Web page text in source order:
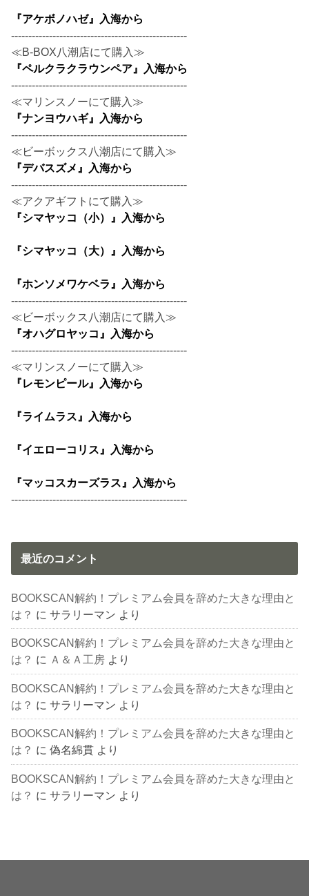
『アケボノハゼ』入海から
---------------------------------------------------
≪B-BOX八潮店にて購入≫
『ペルクラクラウンペア』入海から
---------------------------------------------------
≪マリンスノーにて購入≫
『ナンヨウハギ』入海から
---------------------------------------------------
≪ビーボックス八潮店にて購入≫
『デバスズメ』入海から
---------------------------------------------------
≪アクアギフトにて購入≫
『シマヤッコ（小）』入海から
『シマヤッコ（大）』入海から
『ホンソメワケベラ』入海から
---------------------------------------------------
≪ビーボックス八潮店にて購入≫
『オハグロヤッコ』入海から
---------------------------------------------------
≪マリンスノーにて購入≫
『レモンピール』入海から
『ライムラス』入海から
『イエローコリス』入海から
『マッコスカーズラス』入海から
---------------------------------------------------
最近のコメント
BOOKSCAN解約！プレミアム会員を辞めた大きな理由と
は？ にサラリーマン より
BOOKSCAN解約！プレミアム会員を辞めた大きな理由と
は？ に Ａ＆Ａ工房 より
BOOKSCAN解約！プレミアム会員を辞めた大きな理由と
は？ にサラリーマン より
BOOKSCAN解約！プレミアム会員を辞めた大きな理由と
は？ に偽名綿貫 より
BOOKSCAN解約！プレミアム会員を辞めた大きな理由と
は？ にサラリーマン より